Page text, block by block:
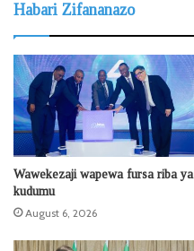
Habari Zifananazo
Wawekezaji wapewa fursa riba ya
kudumu
August 6, 2026